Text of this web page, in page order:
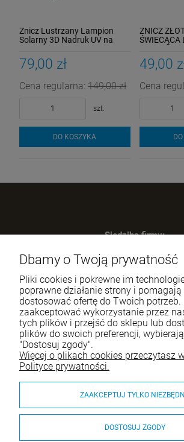
Znicz Lustrzany Lampion
Solarny 3D Nadruk UV na
79,00 zł
Cena regularna: 149,00 zł
szt.
DO KOSZYKA
ZNICZ
ŚWIECĄCA
49,00
Cena
Siedziba firmy:
SWIP Decortrend Sp. z o.o. Sp.
ul. Legnicka 28
25-328 Kielce
NIP: 959-197-34-59
Tel.:
517-378-341
e-mail:
Pomoc
Moje konto
Płatności i dostawa
Dbamy o Twoją prywatność
Pliki cookies i pokrewne im
poprawne działanie strony i pomagają
dostosować ofertę do Twoich potrzeb.
zaakceptować wykorzystanie przez
tych plików i przejść do sklepu lub
plików do swoich preferencji,
"Dostosuj zgody".
Więcej o plikach cookies przeczytasz
Polityce prywatności.
ZAAKCEPTUJ TYLKO
DOSTOSUJ ZGODY